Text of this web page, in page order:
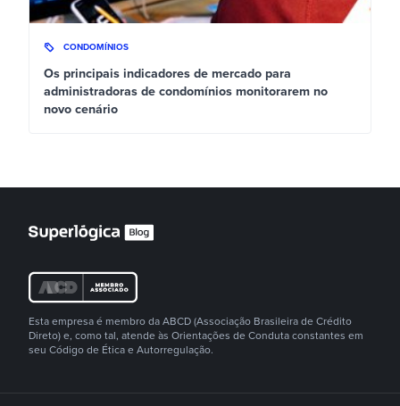
CONDOMÍNIOS
Os principais indicadores de mercado para
administradoras de condomínios monitorarem no
novo cenário
Esta empresa é membro da ABCD (Associação Brasileira de Crédito
Direto) e, como tal, atende às Orientações de Conduta constantes em
seu Código de Ética e Autorregulação.